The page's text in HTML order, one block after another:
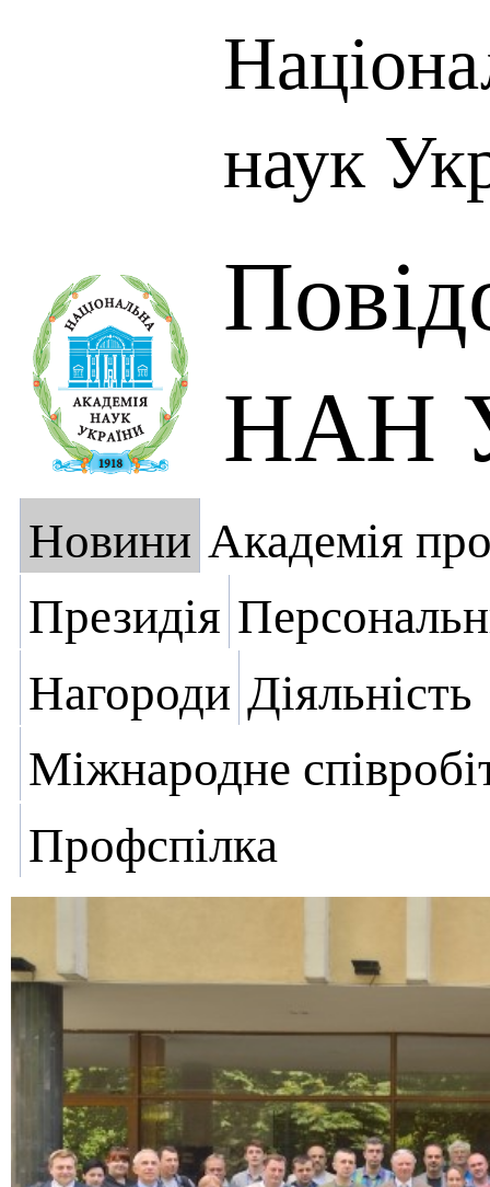
наук
НАН
Новини Академія
Президія
Нагороди Діяльність
Міжнародне
Профспілка